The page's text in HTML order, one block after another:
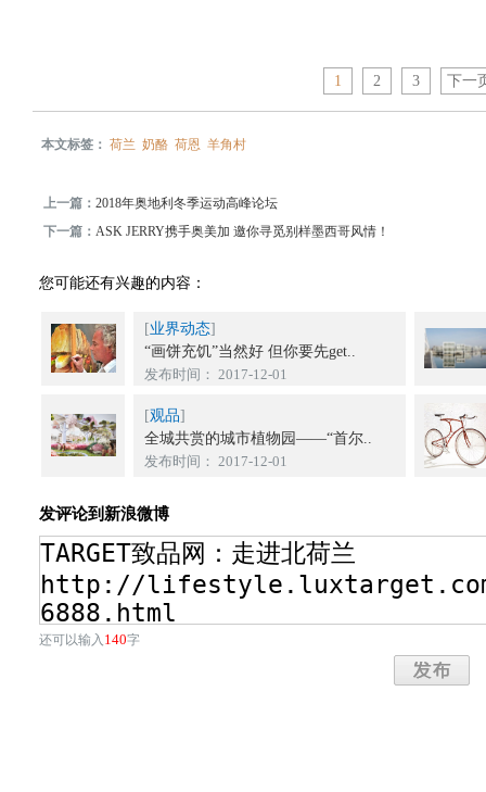
1 2 3 下一
本文标签：荷兰 奶酪 荷恩 羊角村
上一篇：2018年奥地利冬季运动高峰论坛
下一篇：ASK JERRY携手奥美加 邀你寻觅别样墨西哥风情！
您可能还有兴趣的内容：
[业界动态]
“画饼充饥”当然好 但你要先get..
发布时间： 2017-12-01
[观品]
全城共赏的城市植物园——“首尔..
发布时间： 2017-12-01
发评论到新浪微博
还可以输入 140字